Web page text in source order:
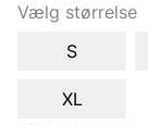
Vælg størrelse
S
XL